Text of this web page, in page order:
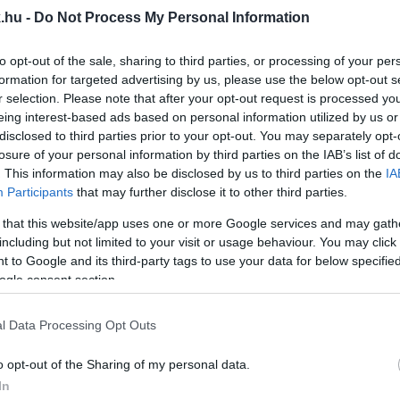
- Do Not Process My Personal Information
opt-out of the sale, sharing to third parties, or processing of your
for targeted advertising by us, please use the below opt-out
selection. Please note that after your opt-out request is processed
interest-based ads based on personal information utilized by us
to third parties prior to your opt-out. You may separately
of your personal information by third parties on the IAB’s list of
This information may also be disclosed by us to third parties on the
Participants that may further disclose it to other third parties.
that this website/app uses one or more Google services and may
but not limited to your visit or usage behaviour. You may
to Google and its third-party tags to use your data for below
consent section.
Data Processing Opt Outs
opt-out of the Sharing of my personal data.
EMELNI BORKAI ZSAROLÁSÁNAK ÜGYÉBEN
eljárásban már megtörtént a vádemelés.
ki szexuálisan fiatalkorú nőket és férfiakat.
OSZTRÁK FÉRFIT AZ ÖRÖMLÁNY ÉS ÉLETTÁRSA
és fogva tartották.
INDULÓ ELŐVÁLASZTÁSI JELÖLTET